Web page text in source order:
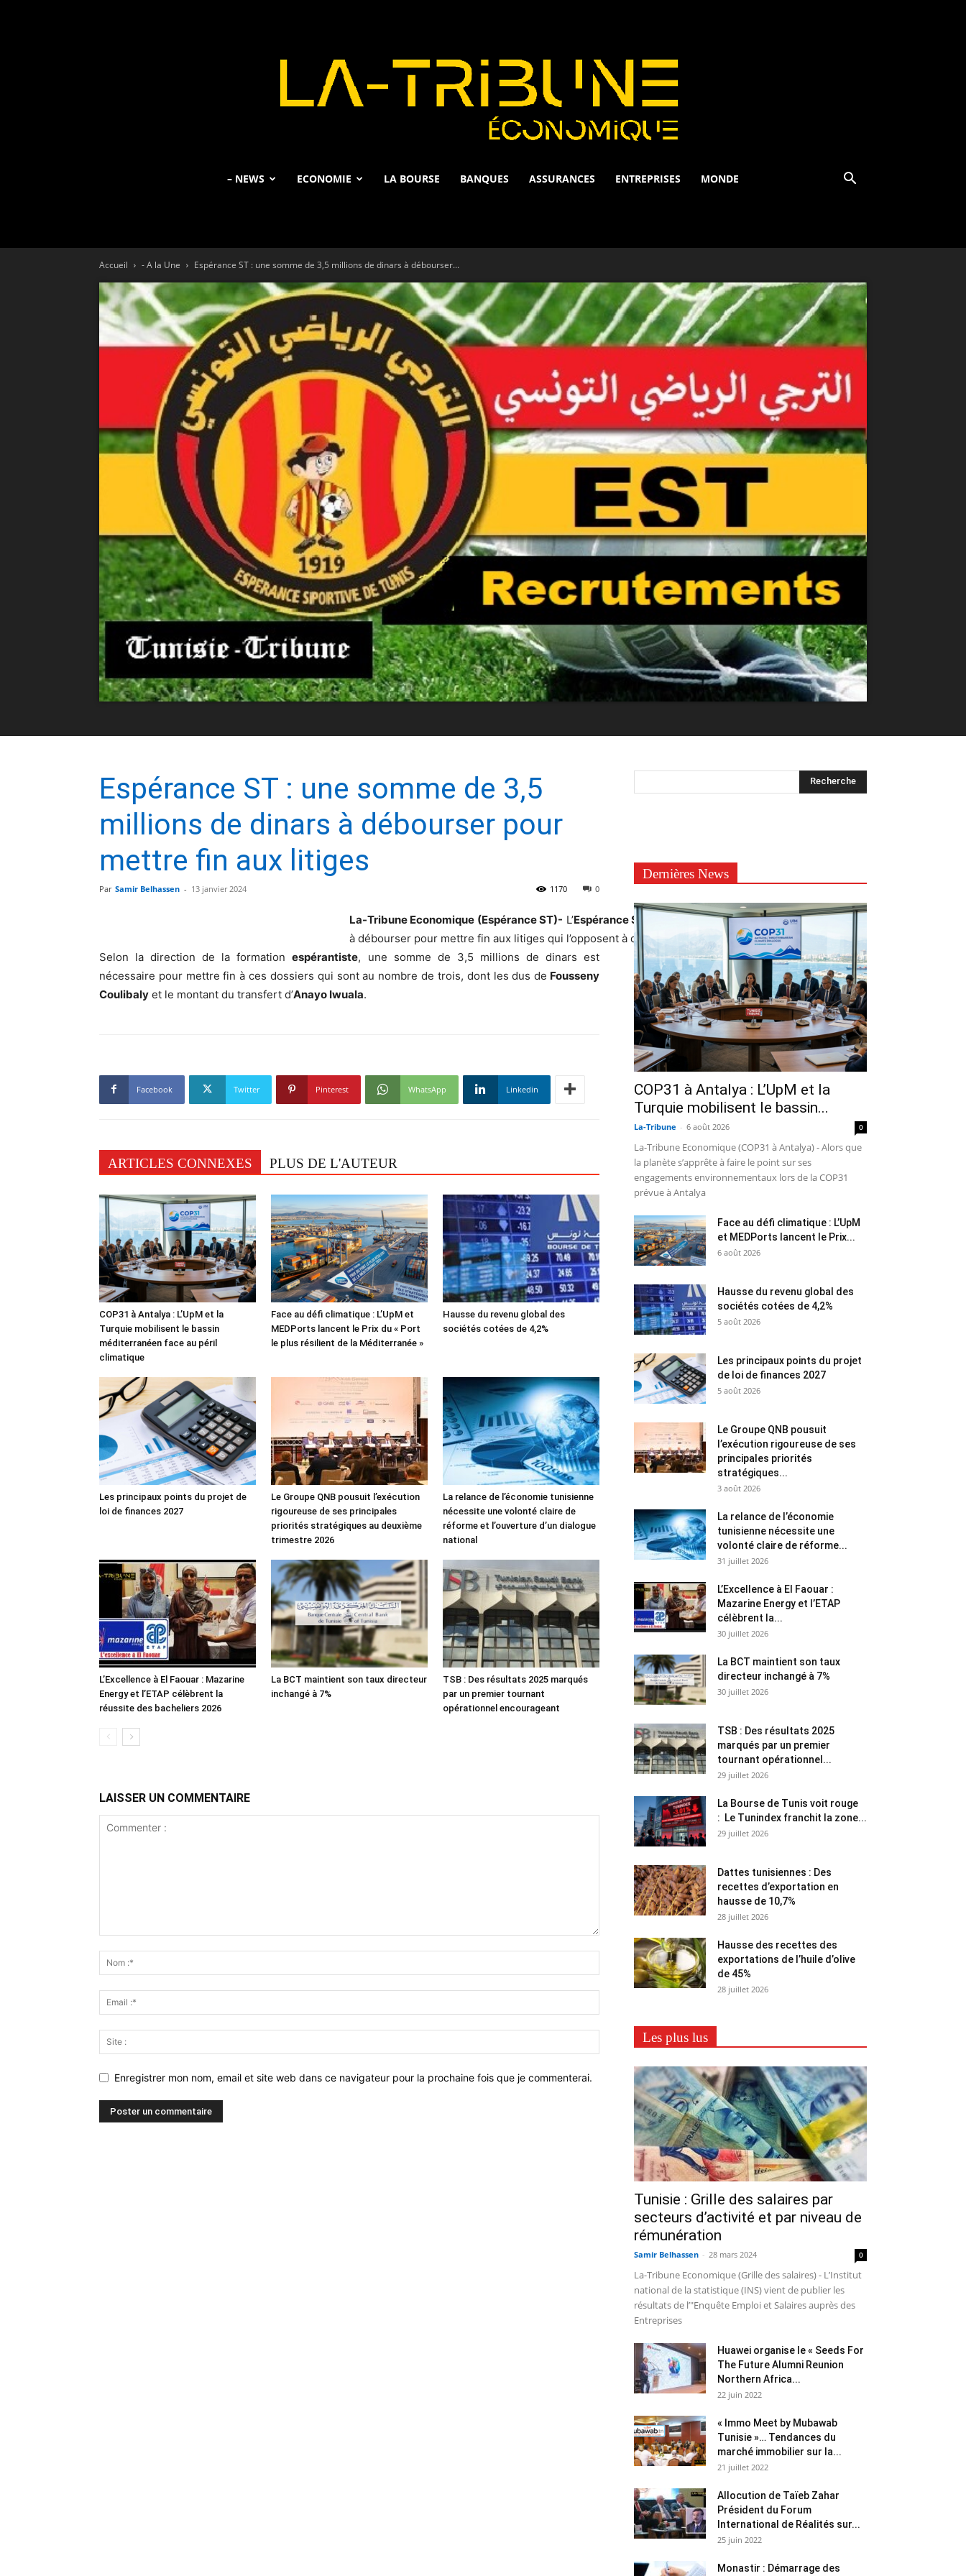
Tribune
Economique
– NEWS ECONOMIE LA BOURSE BANQUES ASSURANCES ENTREPRISES MONDE
Accueil - A la Une Espérance ST : une somme de 3,5 millions de dinars à débourser...
Espérance ST : une somme de 3,5
millions de dinars à débourser pour
mettre fin aux litiges
Par Samir Belhassen - 13 janvier 2024 0
1170
La-Tribune Economique (Espérance ST)- L’Espérance Sportive de Tunisaura une grosse somme
à débourser pour mettre fin aux litiges qui l’opposent à d’anciens joueurs ou à d’autres équipes.
Selon la direction de la formationespérantiste, une somme de 3,5 millions de dinars est
nécessaire pour mettre fin à ces dossiers qui sont au nombre de trois, dont les dus de Fousseny
Coulibaly et le montant du transfert d’Anayo Iwuala.
Facebook Twitter Pinterest WhatsApp Linkedin
ARTICLES CONNEXES PLUS DE L'AUTEUR
COP31 à Antalya : L’UpM et la
Turquie mobilisent le bassin
méditerranéen face au péril
climatique
Face au défi climatique : L’UpM et
MEDPorts lancent le Prix du « Port
le plus résilient de la Méditerranée »
Hausse du revenu global des
sociétés cotées de 4,2%
Les principaux points du projet de
loi de finances 2027
Le Groupe QNB pousuit l’exécution
rigoureuse de ses principales
priorités stratégiques au deuxième
trimestre 2026
La relance de l’économie tunisienne
nécessite une volonté claire de
réforme et l’ouverture d’un dialogue
national
L’Excellence à El Faouar : Mazarine
Energy et l’ETAP célèbrent la
réussite des bacheliers 2026
La BCT maintient son taux directeur
inchangé à 7%
TSB : Des résultats 2025 marqués
par un premier tournant
opérationnel encourageant
LAISSER UN COMMENTAIRE
Enregistrer mon nom, email et site web dans ce navigateur pour la prochaine fois que je commenterai.
Dernières News
COP31 à Antalya : L’UpM et la
Turquie mobilisent le bassin...
La-Tribune - 6 août 2026 0
La-Tribune Economique (COP31 à Antalya) - Alors que
la planète s’apprête à faire le point sur ses
engagements environnementaux lors de la COP31
prévue à Antalya
Face au défi climatique : L’UpM
et MEDPorts lancent le Prix...
6 août 2026
Hausse du revenu global des
sociétés cotées de 4,2%
5 août 2026
Les principaux points du projet
de loi de finances 2027
5 août 2026
Le Groupe QNB pousuit
l’exécution rigoureuse de ses
principales priorités
stratégiques...
3 août 2026
La relance de l’économie
tunisienne nécessite une
volonté claire de réforme...
31 juillet 2026
L’Excellence à El Faouar :
Mazarine Energy et l’ETAP
célèbrent la...
30 juillet 2026
La BCT maintient son taux
directeur inchangé à 7%
30 juillet 2026
TSB : Des résultats 2025
marqués par un premier
tournant opérationnel...
29 juillet 2026
La Bourse de Tunis voit rouge
: Le Tunindex franchit la zone...
29 juillet 2026
Dattes tunisiennes : Des
recettes d’exportation en
hausse de 10,7%
28 juillet 2026
Hausse des recettes des
exportations de l’huile d’olive
de 45%
28 juillet 2026
Les plus lus
Tunisie : Grille des salaires par
secteurs d’activité et par niveau de
rémunération
Samir Belhassen - 28 mars 2024 0
La-Tribune Economique (Grille des salaires) - L’Institut
national de la statistique (INS) vient de publier les
résultats de l’"Enquête Emploi et Salaires auprès des
Entreprises
Huawei organise le « Seeds For
The Future Alumni Reunion
Northern Africa...
22 juin 2022
« Immo Meet by Mubawab
Tunisie »… Tendances du
marché immobilier sur la...
21 juillet 2022
Allocution de Taïeb Zahar
Président du Forum
International de Réalités sur...
25 juin 2022
Monastir : Démarrage des